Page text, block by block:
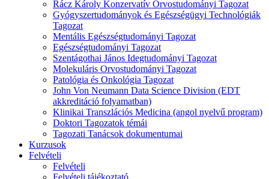
Rácz Károly Konzervatív Orvostudományi Tagozat
Gyógyszertudományok és Egészségügyi Technológiák
Tagozat
Mentális Egészségtudományi Tagozat
Egészségtudományi Tagozat
Szentágothai János Idegtudományi Tagozat
Molekuláris Orvostudományi Tagozat
Patológia és Onkológia Tagozat
John Von Neumann Data Science Division (EDT
akkreditáció folyamatban)
Klinikai Transzlációs Medicina (angol nyelvű program)
Doktori Tagozatok témái
Tagozati Tanácsok dokumentumai
Kurzusok
Felvételi
Felvételi
Felvételi tájékoztató